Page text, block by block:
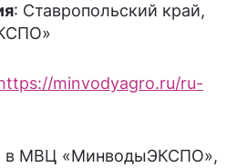
: Ставропольский край,
minvodyagro.ru/ru-
в МВЦ «МинводыЭКСПО»,